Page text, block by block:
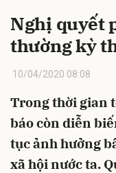
Nghị quyết
thường kỳ
10/04/2020 08:08
Trong thời gian
báo còn diễn
tục ảnh hưởng
xã hội nước ta.